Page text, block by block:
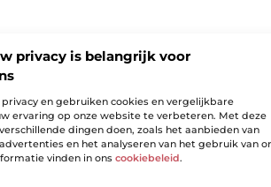
privacy is belangrijk voor
en gebruiken cookies en vergelijkbare
ervaring op onze website te verbeteren. Met deze
dingen doen, zoals het aanbieden van
en het analyseren van het gebruik van
vinden in ons cookiebeleid.